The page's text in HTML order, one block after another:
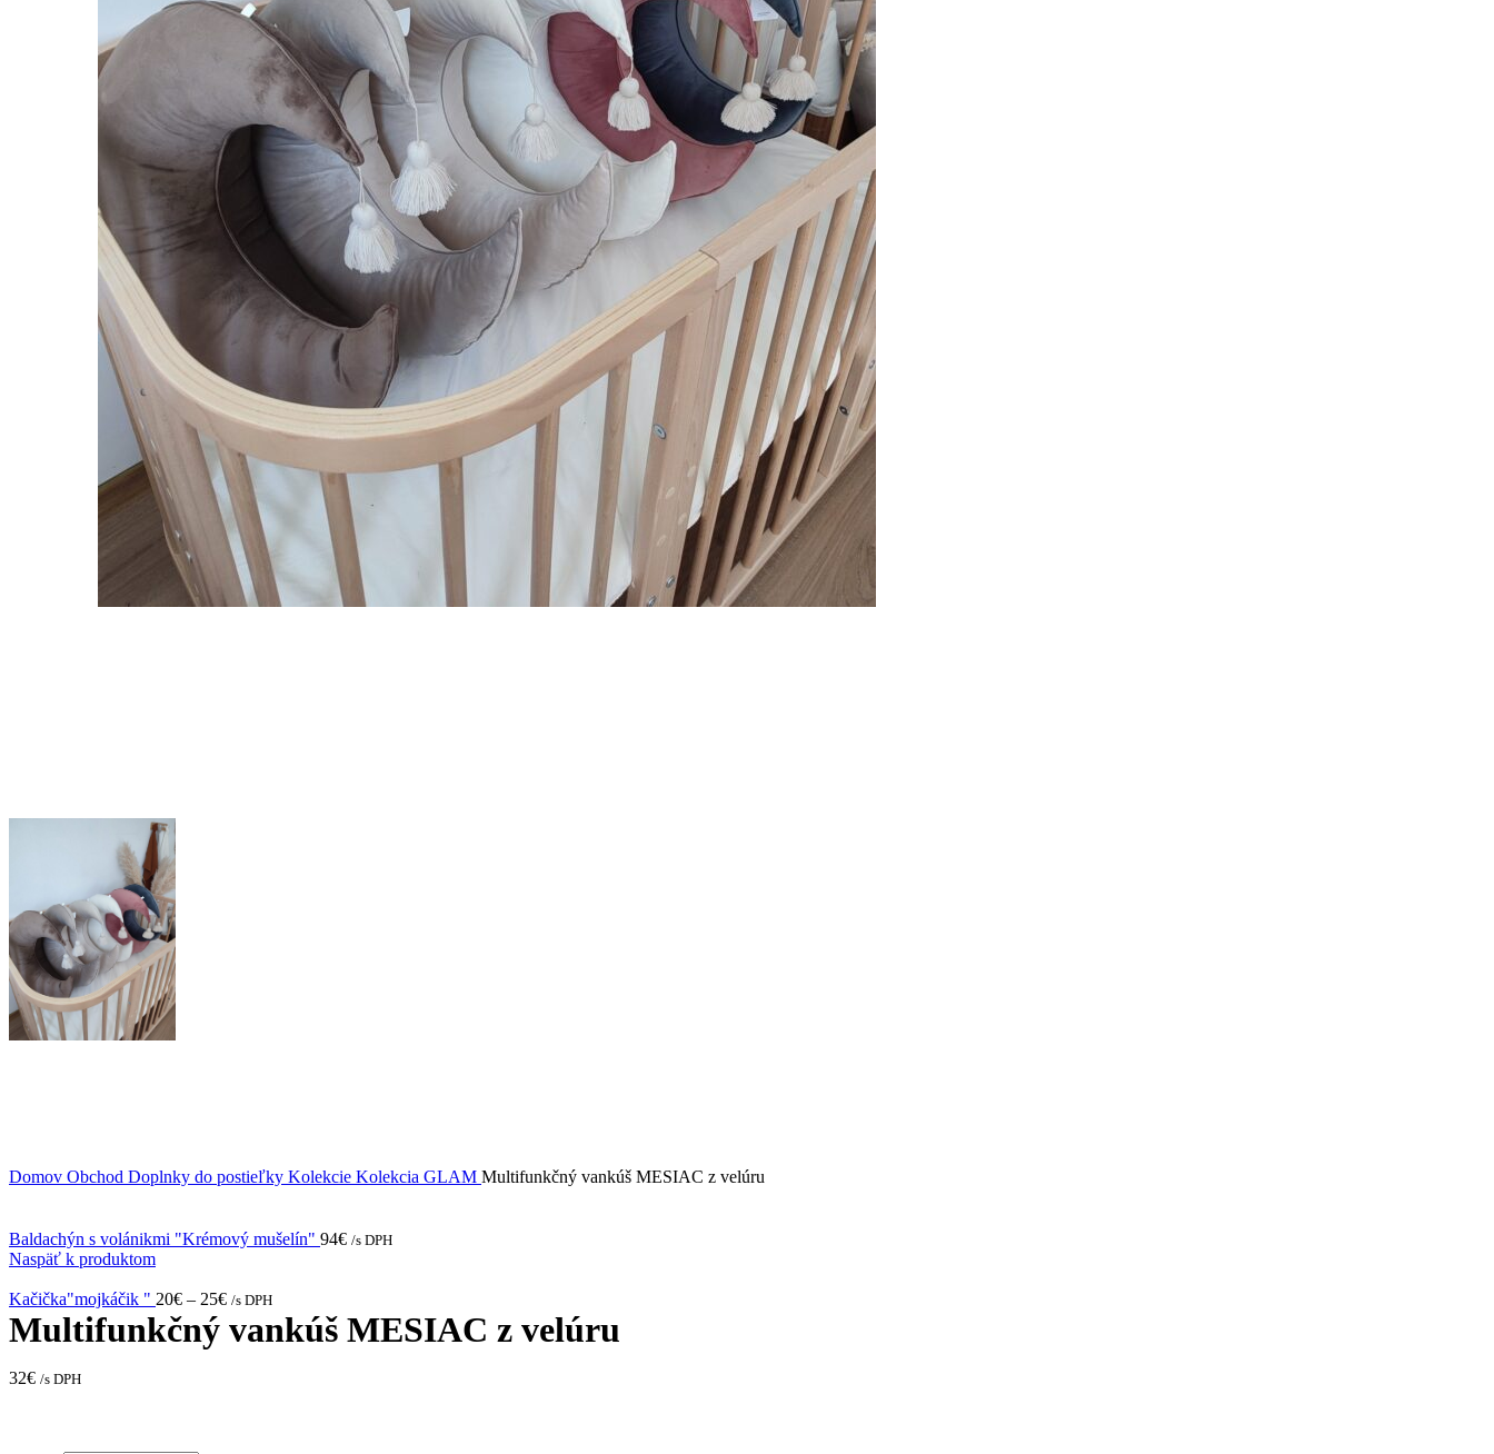
Domov Obchod Doplnky do postieľky Kolekcie Kolekcia GLAM Multifunkčný vankúš MESIAC z velúru
Baldachýn s volánikmi "Krémový mušelín" 94€ /s DPH
Naspäť k produktom
Kačička"mojkáčik " 20€ – 25€ /s DPH
Multifunkčný vankúš MESIAC z velúru
32€ /s DPH